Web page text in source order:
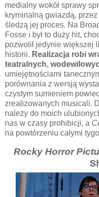
medialny wokół sprawy
kryminalną gwiazdą,
śledzą jej proces. Na
Fosse i był to duży hit,
pozwolił jedynie większej
historii. Realizacja robi
teatralnych,
umiejętnościami
porównania z wersją
czystym sumieniem
zrealizowanych musicali.
należy do moich
nas w czasy prohibicji, a
na powtórzeniu całymi
Rocky Horror